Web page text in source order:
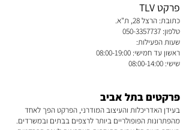
פרקט TLV
כתובת: הרצל 28, ת"א.
טלפון: 050-3357737
שעות הפעילות:
ראשון עד חמישי: 08:00-19:00
שישי: 08:00-14:00
פרקטים בתל אביב
בעידן האדריכלות והעיצוב המודרני, הפרקט הפך לאחד
מהפתרונות הפופולריים ביותר לרצפים בבתים ובמשרדים.